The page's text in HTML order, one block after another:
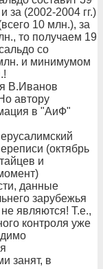
за (2002-2004 гг.)
10 млн.), за
то получаем 19
со
и минимумом
В.Иванов
автору
в "АиФ"
(октябрь
и
данные
зарубежья
не являются! Т.е.,
контроля уже
занят, в